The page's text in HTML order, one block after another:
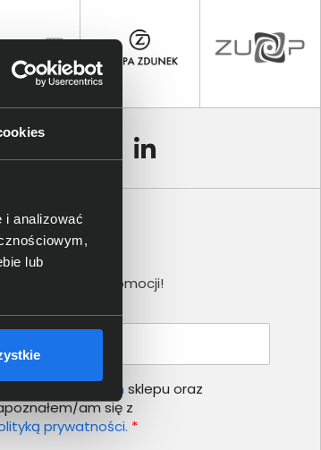
i analizować
lub
przegap żadnej promocji!
regulamin sklepu oraz
am się z
prywatności. *